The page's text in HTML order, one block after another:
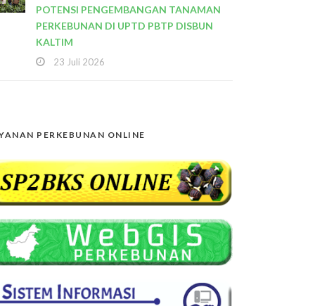
POTENSI PENGEMBANGAN TANAMAN
PERKEBUNAN DI UPTD PBTP DISBUN
KALTIM
23 Juli 2026
PERKEBUNAN ONLINE